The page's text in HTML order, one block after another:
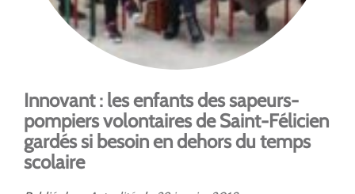
Innovant : les enfants des sapeurs-
pompiers volontaires de Saint-Félicien
gardés si besoin en dehors du temps
scolaire